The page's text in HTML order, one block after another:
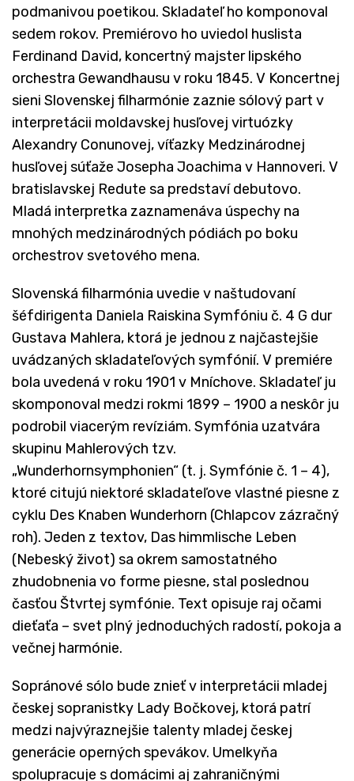
podmanivou poetikou. Skladateľ ho komponoval
sedem rokov. Premiérovo ho uviedol huslista
Ferdinand David, koncertný majster lipského
orchestra Gewandhausu v roku 1845. V Koncertnej
sieni Slovenskej filharmónie zaznie sólový part v
interpretácii moldavskej husľovej virtuózky
Alexandry Conunovej, víťazky Medzinárodnej
husľovej súťaže Josepha Joachima v Hannoveri. V
bratislavskej Redute sa predstaví debutovo.
Mladá interpretka zaznamenáva úspechy na
mnohých medzinárodných pódiách po boku
orchestrov svetového mena.
Slovenská filharmónia uvedie v naštudovaní
šéfdirigenta Daniela Raiskina Symfóniu č. 4 G dur
Gustava Mahlera, ktorá je jednou z najčastejšie
uvádzaných skladateľových symfónií. V premiére
bola uvedená v roku 1901 v Mníchove. Skladateľ ju
skomponoval medzi rokmi 1899 – 1900 a neskôr ju
podrobil viacerým revíziám. Symfónia uzatvára
skupinu Mahlerových tzv.
„Wunderhornsymphonien“ (t. j. Symfónie č. 1 – 4),
ktoré citujú niektoré skladateľove vlastné piesne z
cyklu Des Knaben Wunderhorn (Chlapcov zázračný
roh). Jeden z textov, Das himmlische Leben
(Nebeský život) sa okrem samostatného
zhudobnenia vo forme piesne, stal poslednou
časťou Štvrtej symfónie. Text opisuje raj očami
dieťaťa – svet plný jednoduchých radostí, pokoja a
večnej harmónie.
Sopránové sólo bude znieť v interpretácii mladej
českej sopranistky Lady Bočkovej, ktorá patrí
medzi najvýraznejšie talenty mladej českej
generácie operných spevákov. Umelkyňa
spolupracuje s domácimi aj zahraničnými